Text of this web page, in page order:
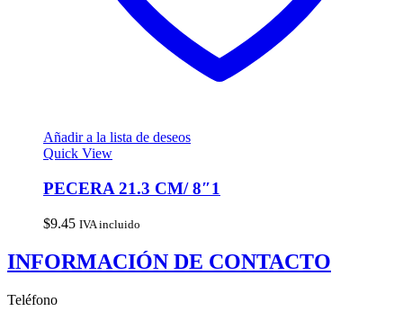
Añadir a la lista de deseos
Quick View
PECERA 21.3 CM/ 8″1
$9.45 IVA incluido
INFORMACIÓN DE CONTACTO
Teléfono